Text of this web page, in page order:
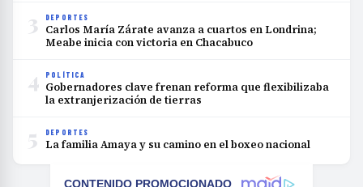
3 DEPORTES
Carlos María Zárate avanza a cuartos en Londrina;
Meabe inicia con victoria en Chacabuco
4 POLÍTICA
Gobernadores clave frenan reforma que flexibilizaba
la extranjerización de tierras
5 DEPORTES
La familia Amaya y su camino en el boxeo nacional